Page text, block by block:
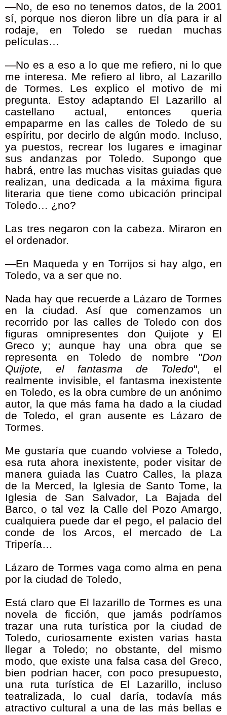
—No, de eso no tenemos datos, de la 2001
sí, porque nos dieron libre un día para ir al
rodaje, en Toledo se ruedan muchas
películas…
—No es a eso a lo que me refiero, ni lo que
me interesa. Me refiero al libro, al Lazarillo
de Tormes. Les explico el motivo de mi
pregunta. Estoy adaptando El Lazarillo al
castellano actual, entonces quería
empaparme en las calles de Toledo de su
espíritu, por decirlo de algún modo. Incluso,
ya puestos, recrear los lugares e imaginar
sus andanzas por Toledo. Supongo que
habrá, entre las muchas visitas guiadas que
realizan, una dedicada a la máxima figura
literaria que tiene como ubicación principal
Toledo… ¿no?
Las tres negaron con la cabeza. Miraron en
el ordenador.
—En Maqueda y en Torrijos si hay algo, en
Toledo, va a ser que no.
Nada hay que recuerde a Lázaro de Tormes
en la ciudad. Así que comenzamos un
recorrido por las calles de Toledo con dos
figuras omnipresentes don Quijote y El
Greco y; aunque hay una obra que se
representa en Toledo de nombre "Don
Quijote, el fantasma de Toledo", el
realmente invisible, el fantasma inexistente
en Toledo, es la obra cumbre de un anónimo
autor, la que más fama ha dado a la ciudad
de Toledo, el gran ausente es Lázaro de
Tormes.
Me gustaría que cuando volviese a Toledo,
esa ruta ahora inexistente, poder visitar de
manera guiada las Cuatro Calles, la plaza
de la Merced, la Iglesia de Santo Tome, la
Iglesia de San Salvador, La Bajada del
Barco, o tal vez la Calle del Pozo Amargo,
cualquiera puede dar el pego, el palacio del
conde de los Arcos, el mercado de La
Tripería…
Lázaro de Tormes vaga como alma en pena
por la ciudad de Toledo,
Está claro que El lazarillo de Tormes es una
novela de ficción, que jamás podríamos
trazar una ruta turística por la ciudad de
Toledo, curiosamente existen varias hasta
llegar a Toledo; no obstante, del mismo
modo, que existe una falsa casa del Greco,
bien podrían hacer, con poco presupuesto,
una ruta turística de El Lazarillo, incluso
teatralizada, lo cual daría, todavía más
atractivo cultural a una de las más bellas e